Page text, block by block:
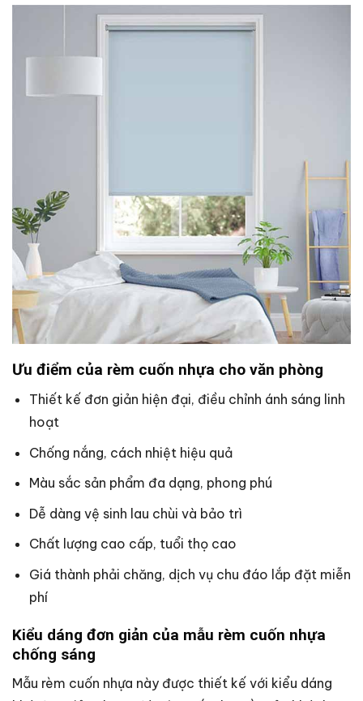
Ưu điểm của rèm cuốn nhựa cho văn phòng
Thiết kế đơn giản hiện đại, điều chỉnh ánh sáng linh
hoạt
Chống nắng, cách nhiệt hiệu quả
Màu sắc sản phẩm đa dạng, phong phú
Dễ dàng vệ sinh lau chùi và bảo trì
Chất lượng cao cấp, tuổi thọ cao
Giá thành phải chăng, dịch vụ chu đáo lắp đặt miễn
phí
Kiểu dáng đơn giản của mẫu rèm cuốn nhựa
chống sáng
Mẫu rèm cuốn nhựa này được thiết kế với kiểu dáng